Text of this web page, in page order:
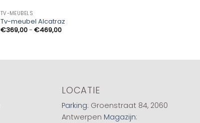
TV-MEUBELS
Tv-meubel Alcatraz
€369,00- €469,00Prijsklasse:
€369,00
LOCATIE
Parking: Groenstraat 84, 2060
Antwerpen Magazijn: